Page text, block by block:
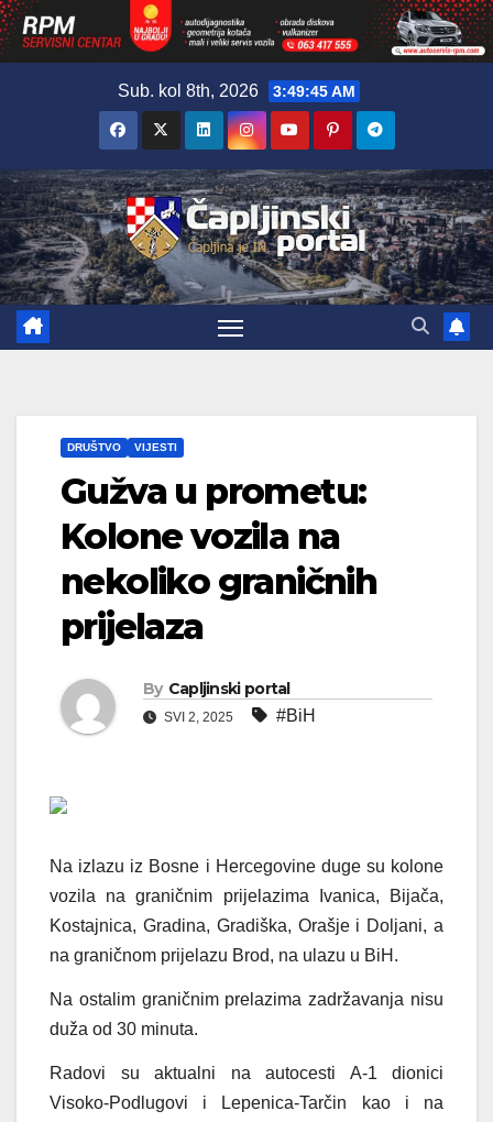
Sub. kol 8th, 2026 3:49:46 AM
DRUŠTVO VIJESTI
Gužva u prometu:
Kolone vozila na
nekoliko graničnih
prijelaza
By Capljinski portal
SVI 2, 2025 #BiH
Na izlazu iz Bosne i Hercegovine duge su kolone
vozila na graničnim prijelazima Ivanica, Bijača,
Kostajnica, Gradina, Gradiška, Orašje i Doljani, a
na graničnom prijelazu Brod, na ulazu u BiH.
Na ostalim graničnim prelazima zadržavanja nisu
duža od 30 minuta.
Radovi su aktualni na autocesti A-1 dionici
Visoko-Podlugovi i Lepenica-Tarčin kao i na